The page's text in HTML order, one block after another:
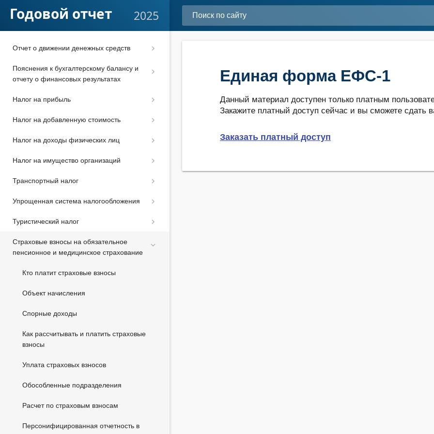
Годовой отчет 2025
Подготовка отчетности к сдаче
Отчет о движении денежных средств
Пояснения к бухгалтерскому балансу и
отчету о финансовых результатах
Налог на прибыль
Налог на добавленную стоимость
Налог на доходы физических лиц
Налог на имущество организаций
Транспортный налог
Упрощенная система налогообложения
Туристический налог
Страховые взносы на обязательное
пенсионное и медицинское страхование
Кто платит страховые взносы
Объект начисления
Спорные доходы
Как рассчитывать и платить страховые
взносы
Уплата страховых взносов
Обособленные подразделения
Расчет по страховым взносам
Персонифицированная отчетность в
Единая форма ЕФС-1
Данный материал доступен только платным
Закажите платный доступ сейчас и вы сможете сдать
Заказать платный доступ